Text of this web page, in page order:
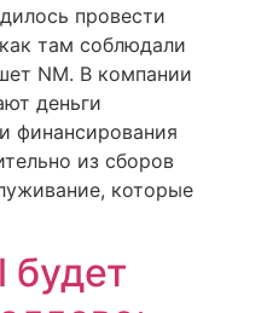
провести
там соблюдали
NM. В компании
деньги
финансирования
из сборов
которые
будет